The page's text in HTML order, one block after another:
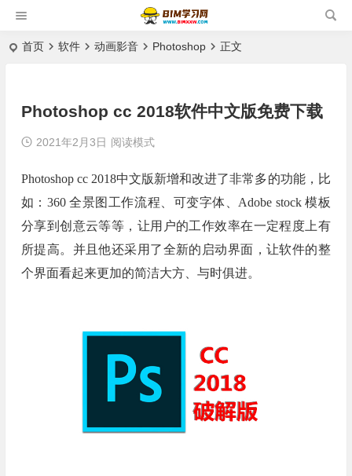
首页 软件 动画影音 Photoshop 正文
Photoshop cc 2018软件中文版免费下载
2021年2月3日 阅读模式
Photoshop cc 2018中文版新增和改进了非常多的功能，比
如：360 全景图工作流程、可变字体、Adobe stock 模板
分享到创意云等等，让用户的工作效率在一定程度上有
所提高。并且他还采用了全新的启动界面，让软件的整
个界面看起来更加的简洁大方、与时俱进。